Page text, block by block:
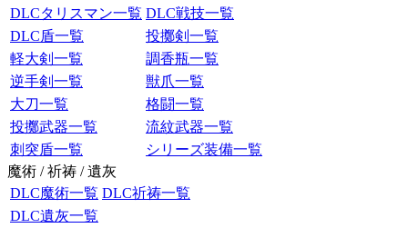
DLCタリスマン一覧 DLC戦技一覧
DLC盾一覧
投擲剣一覧
軽大剣一覧
調香瓶一覧
逆手剣一覧
獣爪一覧
大刀一覧
格闘一覧
投擲武器一覧
流紋武器一覧
刺突盾一覧
シリーズ装備一覧
魔術 / 祈祷 / 遺灰
DLC魔術一覧 DLC祈祷一覧
DLC遺灰一覧